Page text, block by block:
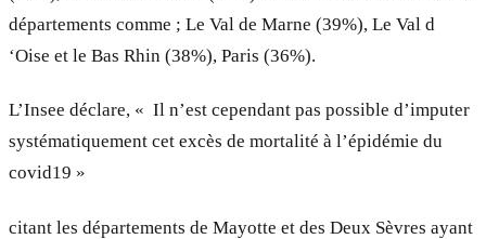
départements comme ; Le Val de Marne (39%), Le Val d
‘Oise et le Bas Rhin (38%), Paris (36%).
L’Insee déclare, « Il n’est cependant pas possible d’imputer
systématiquement cet excès de mortalité à l’épidémie du
covid19 »
citant les départements de Mayotte et des Deux Sèvres ayant